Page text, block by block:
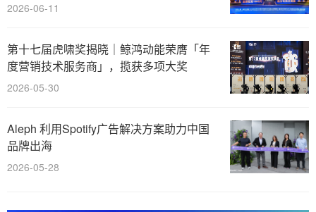
2026-06-11
第十七届虎啸奖揭晓｜鲸鸿动能荣膺「年
度营销技术服务商」，揽获多项大奖
2026-05-30
Aleph 利用Spotify广告解决方案助力中国
品牌出海
2026-05-28